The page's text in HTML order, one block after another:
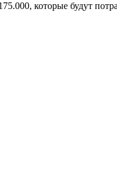
которые будут